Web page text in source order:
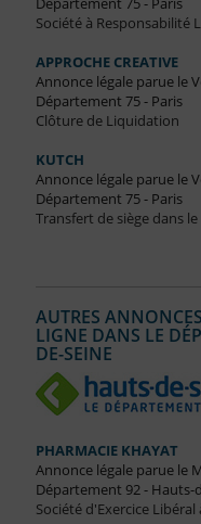
Société à Responsabilité
APPROCHE CREATIVE
Annonce légale parue le
Département 75 - Paris
Clôture de Liquidation
KUTCH
Annonce légale parue le
Département 75 - Paris
Transfert de siège dans
AUTRES
LIGNE DANS LE
DE-SEINE
PHARMACIE KHAYAT
Annonce légale parue le
Département 92 - Hauts-
Société d'Exercice Libéral